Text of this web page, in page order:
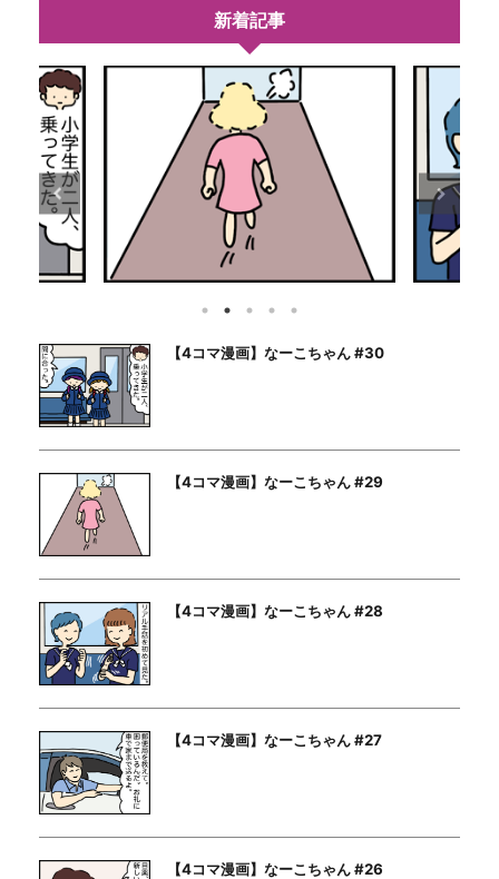
新着記事
【4コマ漫画】なーこちゃん #30
【4コマ漫画】なーこちゃん #29
【4コマ漫画】なーこちゃん #28
【4コマ漫画】なーこちゃん #27
【4コマ漫画】なーこちゃん #26